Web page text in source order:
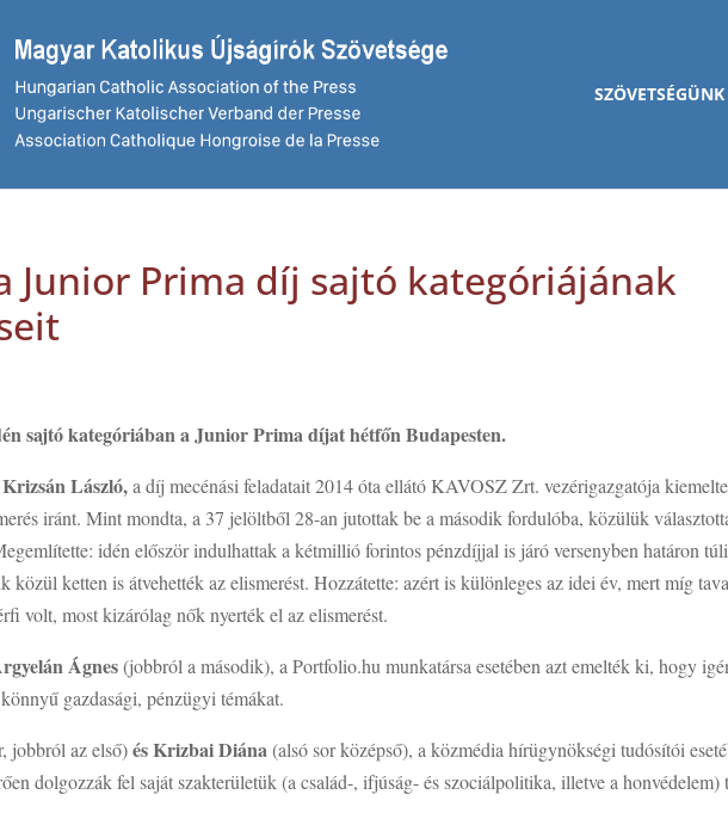
SZÖVETSÉGÜNK
Junior Prima díj sajtó kategóriájának
sajtó kategóriában a Junior Prima díjat hétfőn Budapesten.
Krizsán László,a díj mecénási feladatait 2014 óta ellátó KAVOSZ Zrt. vezérigazgatója
iránt. Mint mondta, a 37 jelöltből 28-an jutottak be a második fordulóba, közülük
idén először indulhattak a kétmillió forintos pénzdíjjal is járó versenyben határon túli
közül ketten is átvehették az elismerést. Hozzátette: azért is különleges az idei év, mert míg
volt, most kizárólag nők nyerték el az elismerést.
Ágnes(jobbról a második), a Portfolio.hu munkatársa esetében azt emelték ki, hogy
gazdasági, pénzügyi témákat.
jobbról az első)és Krizbai Diána(alsó sor középső), a közmédia hírügynökségi tudósítói
dolgozzák fel saját szakterületük (a család-, ifjúság- és szociálpolitika, illetve a honvédelem)